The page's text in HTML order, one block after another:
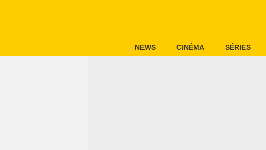
NEWS CINÉMA SÉRIES